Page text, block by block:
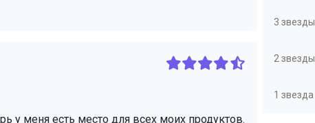
у меня есть место для всех моих продуктов.
3 звезды
2 звезды
1 звезда